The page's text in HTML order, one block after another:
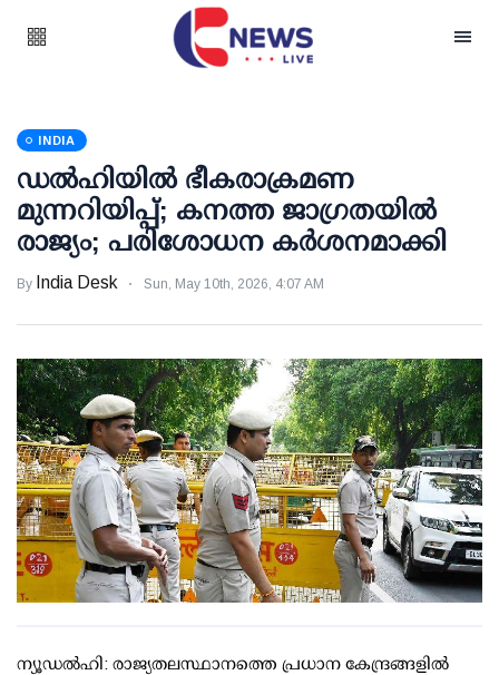
INDIA
ഡൽഹിയിൽ ഭീകരാക്രമണ
മുന്നറിയിപ്പ്; കനത്ത ജാഗ്രതയിൽ
രാജ്യം; പരിശോധന കര്‍ശനമാക്കി
By India Desk Sun, May 10th, 2026, 4:07 AM
ന്യൂഡൽഹി: രാജ്യതലസ്ഥാനത്തെ പ്രധാന കേന്ദ്രങ്ങളിൽ